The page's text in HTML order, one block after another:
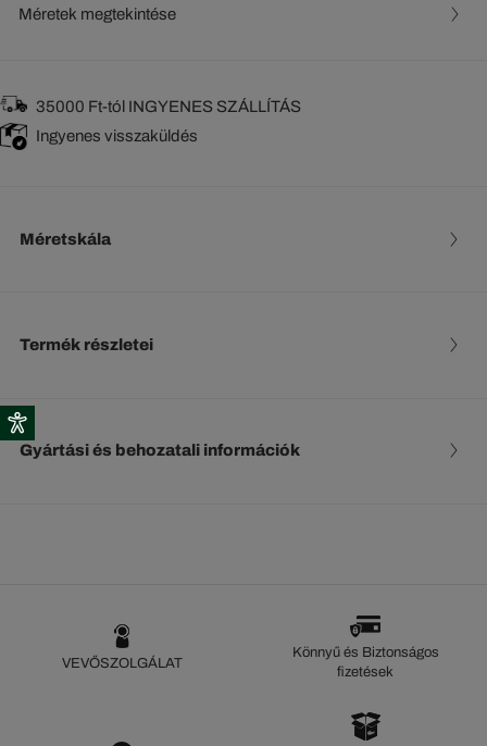
Méretek megtekintése
35000 Ft-tól INGYENES SZÁLLÍTÁS
Ingyenes visszaküldés
Méretskála
Termék részletei
Gyártási és behozatali információk
VEVŐSZOLGÁLAT
Könnyű és Biztonságos
fizetések